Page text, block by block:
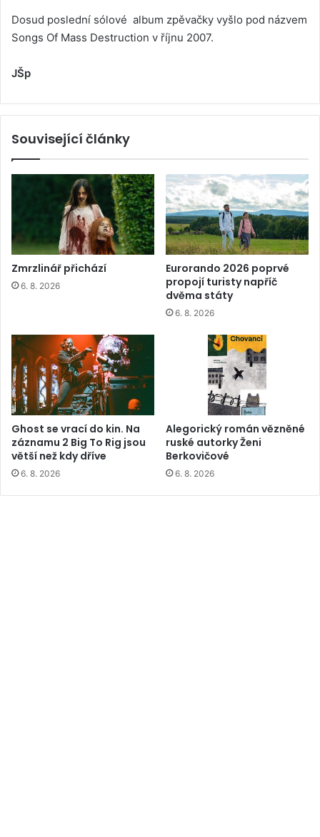
Dosud poslední sólové album zpěvačky vyšlo pod názvem
Songs Of Mass Destruction v říjnu 2007.
JŠp
Související články
Zmrzlinář přichází
6. 8. 2026
Eurorando 2026 poprvé
propojí turisty napříč
dvěma státy
6. 8. 2026
Ghost se vrací do kin. Na
záznamu 2 Big To Rig jsou
větší než kdy dříve
6. 8. 2026
Alegorický román vězněné
ruské autorky Ženi
Berkovičové
6. 8. 2026